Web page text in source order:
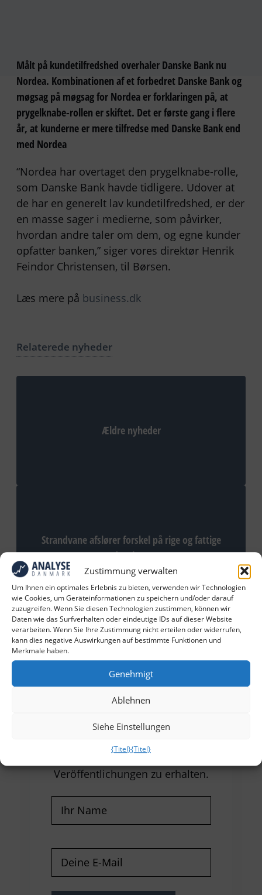
Zustimmung verwalten
Um Ihnen ein optimales Erlebnis zu bieten, verwenden wir Technologien
wie Cookies, um Geräteinformationen zu speichern und/oder darauf
zuzugreifen. Wenn Sie diesen Technologien zustimmen, können wir
Daten wie das Surfverhalten oder eindeutige IDs auf dieser Website
verarbeiten. Wenn Sie Ihre Zustimmung nicht erteilen oder widerrufen,
kann dies negative Auswirkungen auf bestimmte Funktionen und
Merkmale haben.
Genehmigt
Ablehnen
Siehe Einstellungen
{Titel}{Titel}
Målt på kundetilfredshed overhaler Danske Bank nu
Nordea. Kombinationen af et forbedret Danske Bank og
møgsag på møgsag for Nordea er forklaringen på, at
prygelknabe-rollen er skiftet. Det er første gang i flere
år, at kunderne er mere tilfredse med Danske Bank end
med Nordea
“Nordea har overtaget den prygelknabe-rolle,
som Danske Bank havde tidligere. Udover at
de har en generelt lav kundetilfredshed, er der
en masse sager i medierne, som påvirker,
hvordan andre taler om dem, og egne kunder
opfatter banken,” siger vores direktør Henrik
Feindor Christensen, til Børsen.
Læs mere på business.dk
Relaterede nyheder
Ældre nyheder
Strandvane afslører forskel på rige og fattige
danskere
Erhalten Sie unsere neuesten
unsere neuesten Nachrichten und
Veröffentlichungen zu erhalten.
Name
Mail(erforderlich)